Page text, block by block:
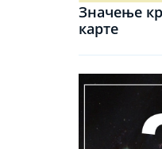
Значење
карте